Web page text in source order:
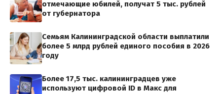
отмечающие юбилей, получат 5 тыс. рублей
от губернатора
Семьям Калининградской области выплатили
более 5 млрд рублей единого пособия в 2026
году
Более 17,5 тыс. калининградцев уже
используют цифровой ID в Макс для